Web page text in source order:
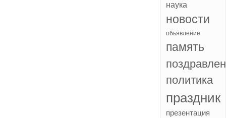
наука
новости
обьявление
память
политика
праздник
презентация